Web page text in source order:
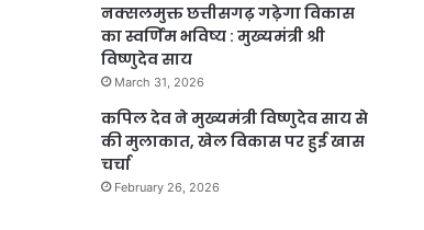
नक्सलमुक्त छत्तीसगढ़ गढ़ेगा विकास
का स्वर्णिम भविष्य : मुख्यमंत्री श्री
विष्णुदेव साय
March 31, 2026
कपिल देव ने मुख्यमंत्री विष्णुदेव साय से
की मुलाकात, खेल विकास पर हुई खास
चर्चा
February 26, 2026